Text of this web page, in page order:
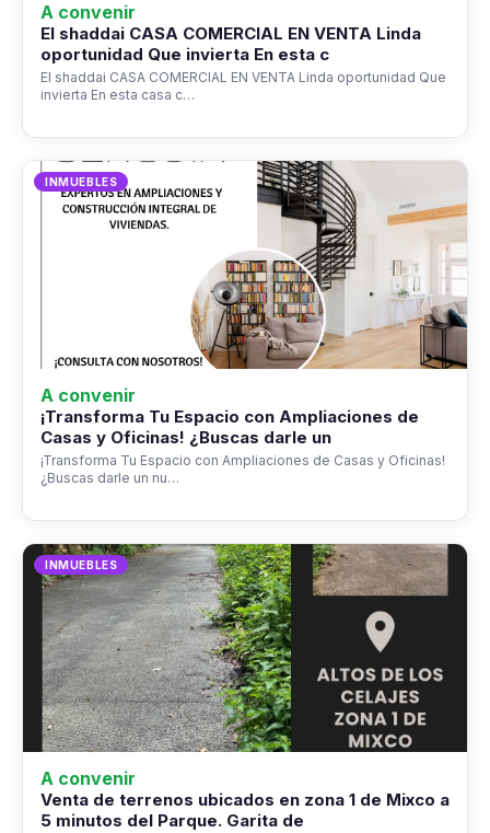
A convenir
El shaddai CASA COMERCIAL EN VENTA Linda
oportunidad Que invierta En esta c
El shaddai CASA COMERCIAL EN VENTA Linda oportunidad Que
invierta En esta casa c…
INMUEBLES
A convenir
¡Transforma Tu Espacio con Ampliaciones de
Casas y Oficinas! ¿Buscas darle un
¡Transforma Tu Espacio con Ampliaciones de Casas y Oficinas!
¿Buscas darle un nu…
INMUEBLES
A convenir
Venta de terrenos ubicados en zona 1 de Mixco a
5 minutos del Parque. Garita de